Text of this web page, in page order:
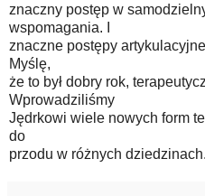
znaczny postęp w
wspomagania. I
znaczne postępy
Myślę,
że to był dobry rok,
Wprowadziliśmy
Jędrkowi wiele nowych form
do
przodu w różnych